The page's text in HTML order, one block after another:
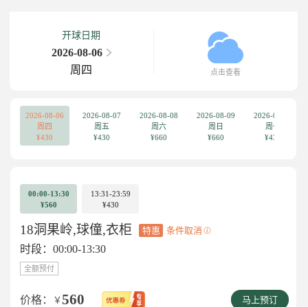
开球日期
2026-08-06
周四
点击查看
2026-08-06
周四
¥430
2026-08-07
周五
¥430
2026-08-08
周六
¥660
2026-08-09
周日
¥660
2026-08-10
周一
¥430
00:00-13:30
¥560
13:31-23:59
¥430
18洞果岭,球僮,衣柜 特惠 条件取消
时段：00:00-13:30
全额预付
价格： ￥ 560 马上预订